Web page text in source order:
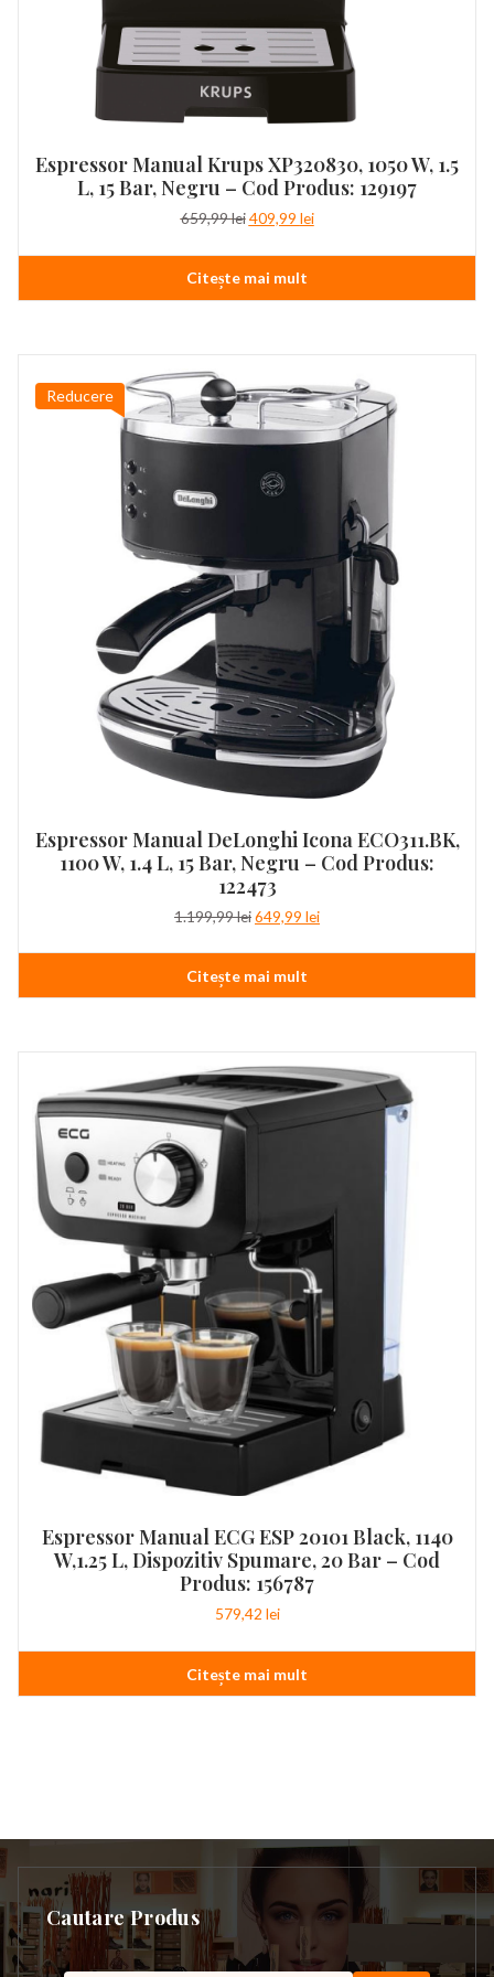
Espressor Manual Krups XP320830, 1050 W, 1.5
L, 15 Bar, Negru – Cod Produs: 129197
659,99lei Prețul
a
fost:
659,99 lei.
409,99 leiPrețul
este:
Citește mai mult
Reducere
Espressor Manual DeLonghi Icona ECO311.BK,
1100 W, 1.4 L, 15 Bar, Negru – Cod Produs:
122473
1.199,99leiPrețul
a
fost:
1.199,99 lei.
649,99 leiPrețul
este:
Citește mai mult
Espressor Manual ECG ESP 20101 Black, 1140
W,1.25 L, Dispozitiv Spumare, 20 Bar – Cod
Produs: 156787
579,42 lei
Citește mai mult
Cautare Produs